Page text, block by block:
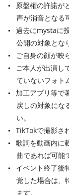
原盤権の許諾が
声が消音となる
過去にmystaに
公開の対象とな
ご自身の顔が映
ご本人が出演し
ていないフォト
加工アプリ等で
戻しの対象にな
い。
TikTokで撮影さ
歌詞を動画内に
曲であれば可能
イベント終了後
覚した場合は、
ます。